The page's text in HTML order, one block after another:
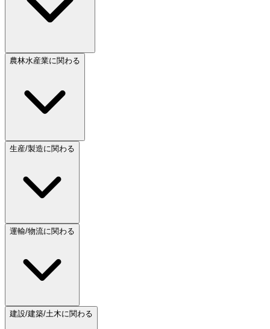
農林水産業に関わる
生産/製造に関わる
運輸/物流に関わる
建設/建築/土木に関わる